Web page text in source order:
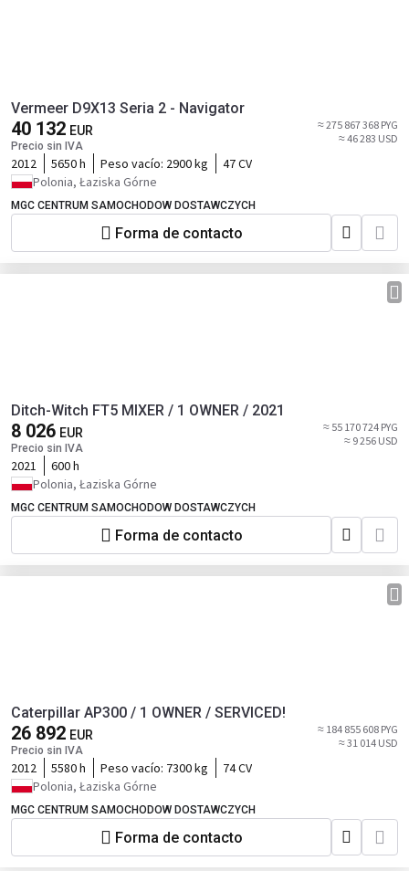
Vermeer D9X13 Seria 2 - Navigator
40 132 EUR
Precio sin IVA
≈ 275 867 368 PYG
≈ 46 283 USD
2012 5650 h Peso vacío: 2900 kg
47 CV
Polonia, Łaziska Górne
MGC CENTRUM SAMOCHODOW DOSTAWCZYCH
Forma de contacto
Ditch-Witch FT5 MIXER / 1 OWNER / 2021
8 026 EUR
Precio sin IVA
≈ 55 170 724 PYG
≈ 9 256 USD
2021
600 h
Polonia, Łaziska Górne
MGC CENTRUM SAMOCHODOW DOSTAWCZYCH
Forma de contacto
Caterpillar AP300 / 1 OWNER / SERVICED!
26 892 EUR
Precio sin IVA
≈ 184 855 608 PYG
≈ 31 014 USD
2012 5580 h Peso vacío: 7300 kg
74 CV
Polonia, Łaziska Górne
MGC CENTRUM SAMOCHODOW DOSTAWCZYCH
Forma de contacto